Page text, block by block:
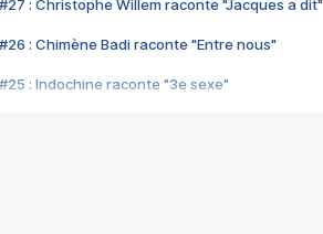
#27 : Christophe Willem raconte "Jacques a dit"
#26 : Chimène Badi raconte "Entre nous"
#25 : Indochine raconte "3e sexe"